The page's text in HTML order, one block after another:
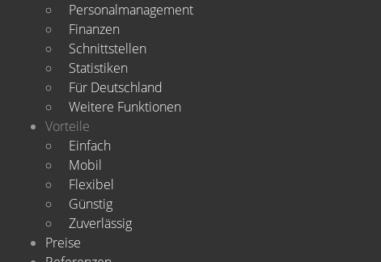
Personalmanagement
Finanzen
Schnittstellen
Statistiken
Für Deutschland
Weitere Funktionen
Vorteile
Einfach
Mobil
Flexibel
Günstig
Zuverlässig
Preise